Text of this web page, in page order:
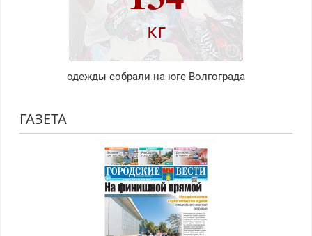
кг
одежды собрали на юге Волгограда
ГАЗЕТА